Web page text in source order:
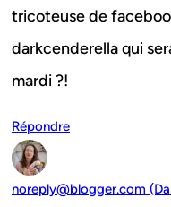
tricoteuse de
darkcenderella qui
mardi ?!
Répondre
noreply@blogger.com